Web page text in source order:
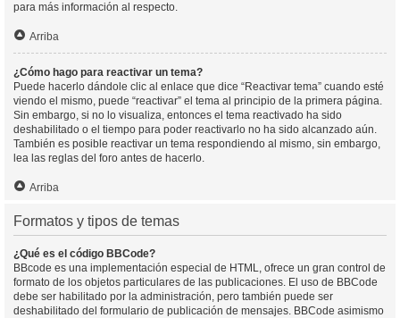
para más información al respecto.
Arriba
¿Cómo hago para reactivar un tema?
Puede hacerlo dándole clic al enlace que dice “Reactivar tema” cuando esté
viendo el mismo, puede “reactivar” el tema al principio de la primera página.
Sin embargo, si no lo visualiza, entonces el tema reactivado ha sido
deshabilitado o el tiempo para poder reactivarlo no ha sido alcanzado aún.
También es posible reactivar un tema respondiendo al mismo, sin embargo,
lea las reglas del foro antes de hacerlo.
Arriba
Formatos y tipos de temas
¿Qué es el código BBCode?
BBcode es una implementación especial de HTML, ofrece un gran control de
formato de los objetos particulares de las publicaciones. El uso de BBCode
debe ser habilitado por la administración, pero también puede ser
deshabilitado del formulario de publicación de mensajes. BBCode asimismo